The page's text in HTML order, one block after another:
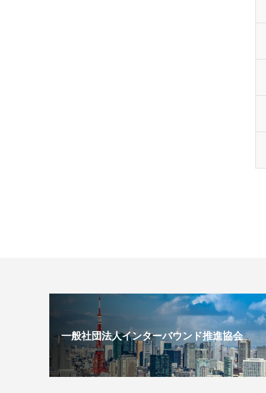
一般社団法人インターバウンド推進協会